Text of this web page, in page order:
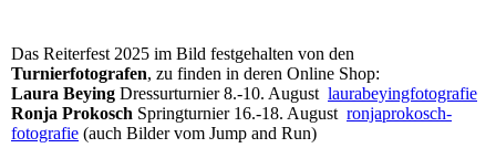
Das Reiterfest 2025 im Bild festgehalten von den
Turnierfotografen, zu finden in deren Online Shop:
Laura Beying Dressurturnier 8.-10. August laurabeyingfotografie
Ronja Prokosch Springturnier 16.-18. August ronjaprokosch-
fotografie (auch Bilder vom Jump and Run)